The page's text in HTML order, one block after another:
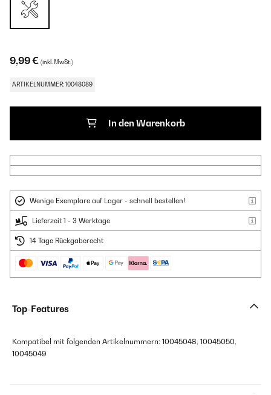
9,99 € (inkl. MwSt.)
ARTIKELNUMMER: 10048089
In den Warenkorb
Wenige Exemplare auf Lager - schnell bestellen!
Lieferzeit 1 - 3 Werktage
14 Tage Rückgaberecht
Top-Features
Kompatibel mit folgenden Artikelnummern: 10045048, 10045050,
10045049